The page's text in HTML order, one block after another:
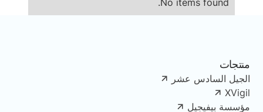
No items found.
منتجات
الجيل السادس عشر
XVigil
مؤسسة بيفيجيل